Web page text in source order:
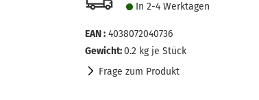
In 2-4 Werktagen
EAN : 4038072040736
Gewicht:0.2kg je Stück
Frage zum Produkt